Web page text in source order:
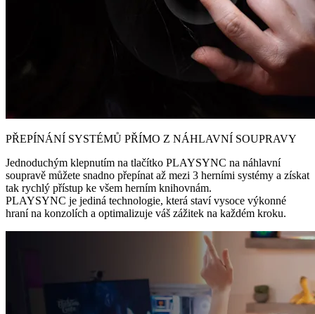
PŘEPÍNÁNÍ SYSTÉMŮ PŘÍMO Z NÁHLAVNÍ SOUPRAVY
Jednoduchým klepnutím na tlačítko PLAYSYNC na náhlavní
soupravě můžete snadno přepínat až mezi 3 herními systémy a získat
tak rychlý přístup ke všem herním knihovnám.
PLAYSYNC je jediná technologie, která staví vysoce výkonné
hraní na konzolích a optimalizuje váš zážitek na každém kroku.